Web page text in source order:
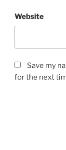
Website
Save my
for the next